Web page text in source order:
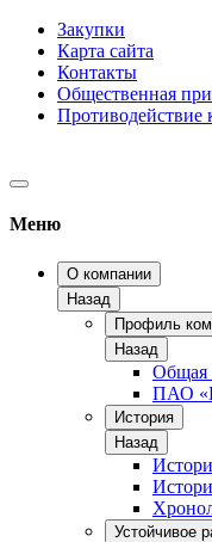
Закупки
Карта сайта
Контакты
Общественная
Противодействие
Меню
О компании
Назад
Профиль
Назад
Общая
ПАО
История
Назад
Устойчивое